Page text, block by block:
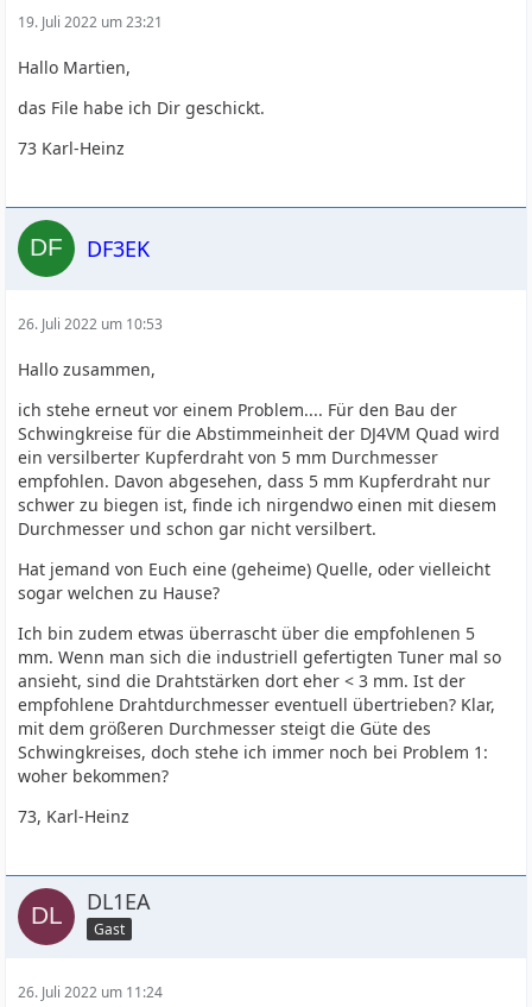
19. Juli 2022 um 23:21
Hallo Martien,
das File habe ich Dir geschickt.
73 Karl-Heinz
DF3EK
26. Juli 2022 um 10:53
Hallo zusammen,
ich stehe erneut vor einem Problem.... Für den Bau der
Schwingkreise für die Abstimmeinheit der DJ4VM Quad wird
ein versilberter Kupferdraht von 5 mm Durchmesser
empfohlen. Davon abgesehen, dass 5 mm Kupferdraht nur
schwer zu biegen ist, finde ich nirgendwo einen mit diesem
Durchmesser und schon gar nicht versilbert.
Hat jemand von Euch eine (geheime) Quelle, oder vielleicht
sogar welchen zu Hause?
Ich bin zudem etwas überrascht über die empfohlenen 5
mm. Wenn man sich die industriell gefertigten Tuner mal so
ansieht, sind die Drahtstärken dort eher < 3 mm. Ist der
empfohlene Drahtdurchmesser eventuell übertrieben? Klar,
mit dem größeren Durchmesser steigt die Güte des
Schwingkreises, doch stehe ich immer noch bei Problem 1:
woher bekommen?
73, Karl-Heinz
DL1EA
Gast
26. Juli 2022 um 11:24